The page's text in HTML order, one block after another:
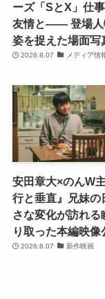
ーズ「SとX」仕事
友情と―― 登場人
姿を捉えた場面写
2026.8.07 メディア情
安田章大×のんW
行と垂直』兄妹の
さな変化が訪れる
り取った本編映像
2026.8.07 新作映画